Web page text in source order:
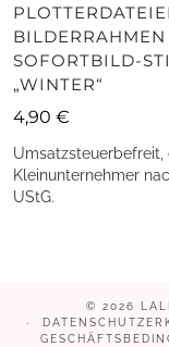
SOFORTBILD-
„WINTER“
4,90 €
Umsatzsteuerbefreit,
Kleinunternehmer
UStG.
© 2026